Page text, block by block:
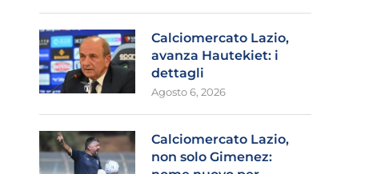
Calciomercato Lazio,
avanza Hautekiet: i
dettagli
Agosto 6, 2026
Calciomercato Lazio,
non solo Gimenez: